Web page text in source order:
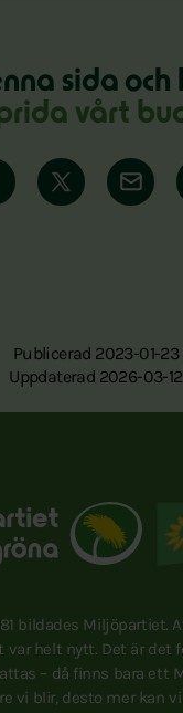
sida och
vårt
Publicerad 2023-01-23
Uppdaterad 2026-03-12
bildades Miljöpartiet.
helt nytt. Det är det
– då finns bara ett
vi blir, desto mer kan